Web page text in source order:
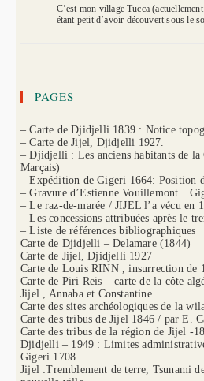
C’est mon village Tucca
étant petit d’avoir découvert sous le
PAGES
– Carte de Djidjelli 1839 : Notice
– Carte de Jijel, Djidjelli 1927.
– Djidjelli : Les anciens habitants de
Marçais)
– Expédition de Gigeri 1664: Position
– Gravure d’Estienne
– Le raz-de-marée / JIJEL l’a vécu en
– Les concessions attribuées après le
– Liste de références bibliographiques
Carte de Djidjelli – Delamare (1844)
Carte de Jijel, Djidjelli 1927
Carte de Louis RINN , insurrection de
Carte de Piri Reis – carte de la côte
Jijel , Annaba et Constantine
Carte des sites archéologiques de la
Carte des tribus de Jijel 1846 / par E.
Carte des tribus de la région de Jijel -
Djidjelli – 1949 : Limites
Gigeri 1708
Jijel :Tremblement de terre, Tsunami